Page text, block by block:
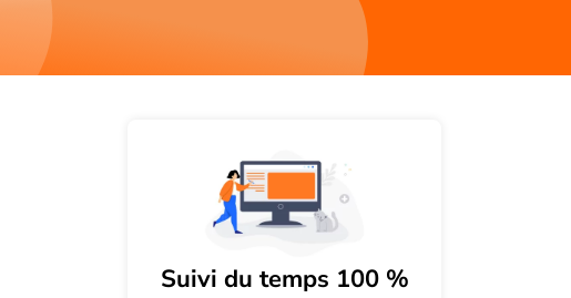
Suivi du temps 100 %